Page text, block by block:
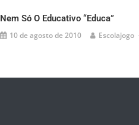
Nem Só O Educativo “educa”
10 de agosto de 2010 Escolajogo